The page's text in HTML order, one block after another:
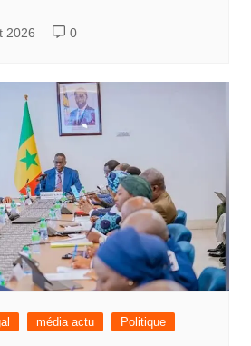
2026 0
média actu Politique